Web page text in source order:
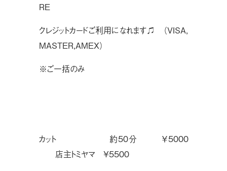
RE
クレジットカードご利用になれます♫ （VISA,
MASTER,AMEX）
※ご一括のみ
カット  約50分 ￥5000
店主トミヤマ ¥5500